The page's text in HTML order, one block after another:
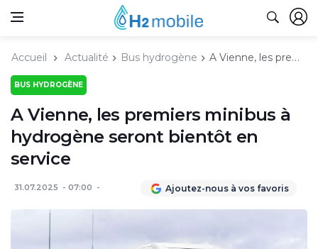
Accueil Actualité Bus hydrogène A Vienne, les premiers minibus à hydrogène seront bientôt en service
BUS HYDROGÈNE
A Vienne, les premiers minibus à
hydrogène seront bientôt en
service
31.07.2025 07:00 Ajoutez-nous à vos favoris